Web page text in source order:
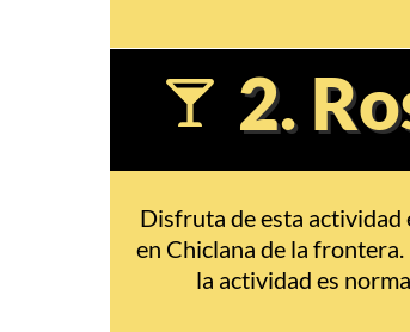
2.
Disfruta de esta actividad
en Chiclana de la
la actividad es